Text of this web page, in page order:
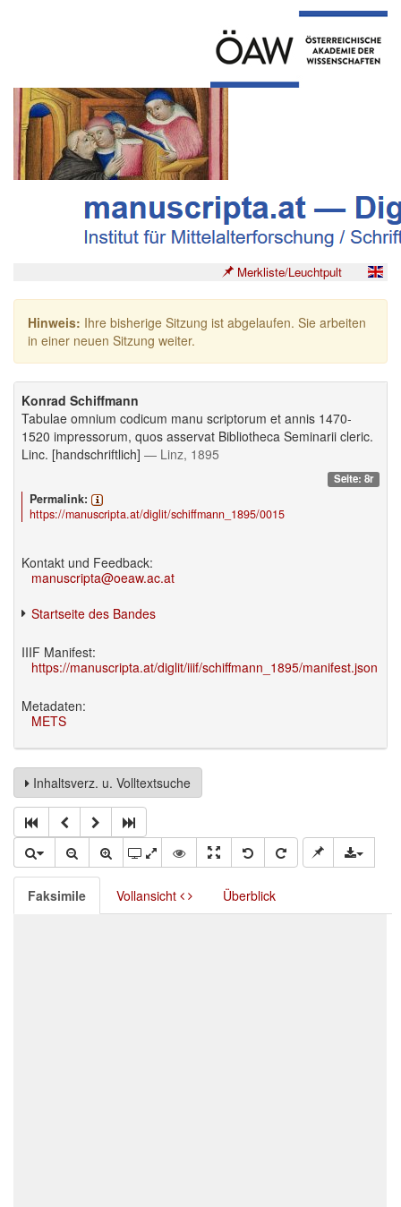
Merkliste/Leuchtpult
Hinweis: Ihre bisherige Sitzung ist abgelaufen. Sie arbeiten
in einer neuen Sitzung weiter.
Konrad Schiffmann
Tabulae omnium codicum manu scriptorum et annis 1470-
1520 impressorum, quos asservat Bibliotheca Seminarii cleric.
Linc. [handschriftlich] — Linz, 1895
Seite: 8r
Permalink:
https://manuscripta.at/diglit/schiffmann_1895/0015
Kontakt und Feedback:
manuscripta@oeaw.ac.at
Startseite des Bandes
IIIF Manifest:
https://manuscripta.at/diglit/iiif/schiffmann_1895/manifest.json
Metadaten:
METS
Inhaltsverz. u. Volltextsuche
Faksimile Vollansicht Überblick